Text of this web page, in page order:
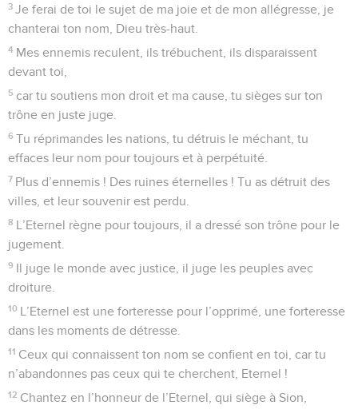
3 Je ferai de toi le sujet de ma joie et de mon allégresse, je
chanterai ton nom, Dieu très-haut.
4 Mes ennemis reculent, ils trébuchent, ils disparaissent
devant toi,
5 car tu soutiens mon droit et ma cause, tu sièges sur ton
trône en juste juge.
6 Tu réprimandes les nations, tu détruis le méchant, tu
effaces leur nom pour toujours et à perpétuité.
7 Plus d’ennemis ! Des ruines éternelles ! Tu as détruit des
villes, et leur souvenir est perdu.
8 L’Eternel règne pour toujours, il a dressé son trône pour le
jugement.
9 Il juge le monde avec justice, il juge les peuples avec
droiture.
10 L’Eternel est une forteresse pour l’opprimé, une forteresse
dans les moments de détresse.
11 Ceux qui connaissent ton nom se confient en toi, car tu
n’abandonnes pas ceux qui te cherchent, Eternel !
12 Chantez en l’honneur de l’Eternel, qui siège à Sion,